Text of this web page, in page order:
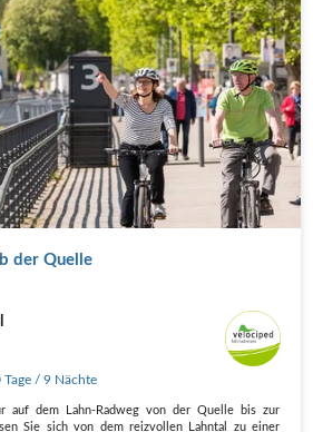
der Quelle
Tage / 9 Nächte
auf dem Lahn-Radweg von der Quelle bis zur
Sie sich von dem reizvollen Lahntal zu einer